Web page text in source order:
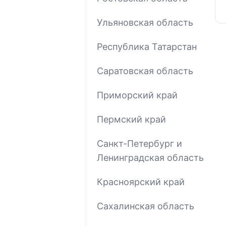
Ульяновская область
Республика Татарстан
Саратовская область
Приморский край
Пермский край
Санкт-Петербург и
Ленинградская область
Красноярский край
Сахалинская область